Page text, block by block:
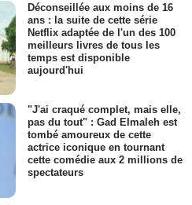
Déconseillée aux moins de 16
ans : la suite de cette série
Netflix adaptée de l'un des 100
meilleurs livres de tous les
temps est disponible
aujourd'hui
"J'ai craqué complet, mais elle,
pas du tout" : Gad Elmaleh est
tombé amoureux de cette
actrice iconique en tournant
cette comédie aux 2 millions de
spectateurs